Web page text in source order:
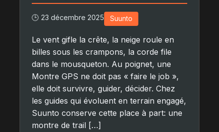
🕒 23 décembre 2025 Suunto
Le vent gifle la crête, la neige roule en
billes sous les crampons, la corde file
dans le mousqueton. Au poignet, une
Montre GPS ne doit pas « faire le job »,
elle doit survivre, guider, décider. Chez
les guides qui évoluent en terrain engagé,
Suunto conserve cette place à part: une
montre de trail […]